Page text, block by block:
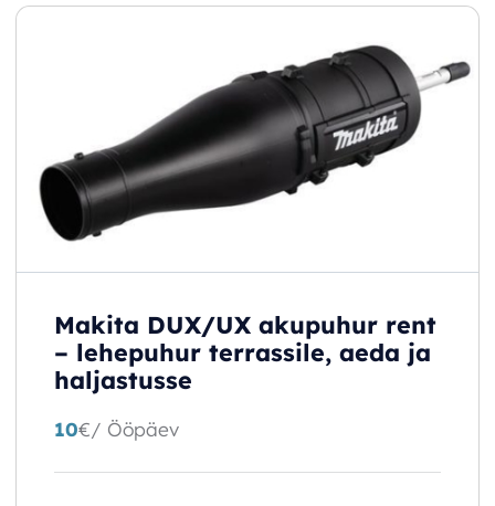
Makita DUX/UX akupuhur rent
– lehepuhur terrassile, aeda ja
haljastusse
10€/ Ööpäev